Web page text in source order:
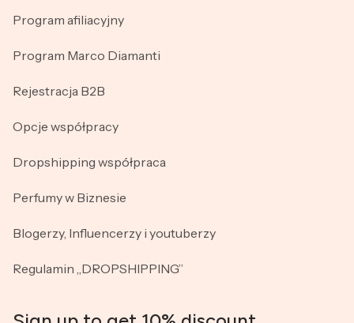
Program afiliacyjny
Program Marco Diamanti
Rejestracja B2B
Opcje współpracy
Dropshipping współpraca
Perfumy w Biznesie
Blogerzy, Influencerzy i youtuberzy
Regulamin „DROPSHIPPING”